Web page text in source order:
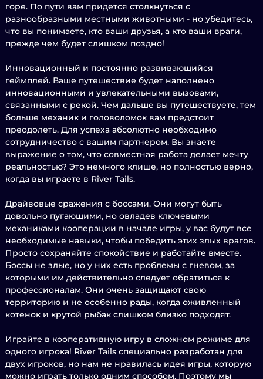
горе. По пути вам придется столкнуться с
разнообразными местными животными - но убедитесь,
что вы понимаете, кто ваши друзья, а кто ваши враги,
прежде чем будет слишком поздно!
Инновационный и постоянно развивающийся
геймплей. Ваше путешествие будет наполнено
инновационными и увлекательными вызовами,
связанными с рекой. Чем дальше вы путешествуете, тем
больше механик и головоломок вам предстоит
преодолеть. Для успеха абсолютно необходимо
сотрудничество с вашим партнером. Вы знаете
выражение о том, что совместная работа делает мечту
реальностью? Это немного клише, но полностью верно,
когда вы играете в River Tails.
Драйвовые сражения с боссами. Они могут быть
довольно пугающими, но овладев ключевыми
механиками кооперации в начале игры, у вас будут все
необходимые навыки, чтобы победить этих злых врагов.
Просто сохраняйте спокойствие и работайте вместе.
Боссы не злые, но у них есть проблемы с гневом, за
которыми им действительно следует обратиться к
профессионалам. Они очень защищают свою
территорию и не особенно рады, когда оживленный
котенок и крутой рыбак слишком близко подходят.
Играйте в кооперативную игру в сложном режиме для
одного игрока! River Tails специально разработан для
двух игроков, но нам не нравилась идея игры, которую
можно играть только одним способом. Поэтому мы